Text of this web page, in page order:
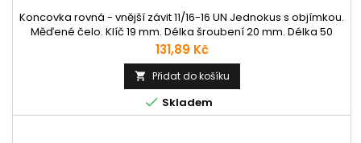
Koncovka rovná - vnější závit 11/16-16 UN Jednokus s objímkou.
Měďené čelo. Klíč 19 mm. Délka šroubení 20 mm. Délka 50
mm.
Cena
131,89 Kč
 Přidat do košíku
 Skladem